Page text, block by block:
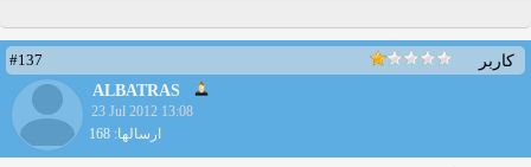
کاربر
#137
ALBATRAS
23 Jul 2012 13:08
ارسالها: 168